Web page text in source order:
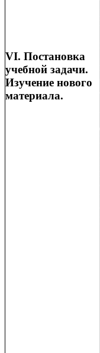
VΙ. Постановка
учебной задачи.
Изучение нового
материала.